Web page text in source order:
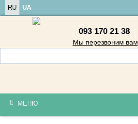
RU UA
093 170 21 38
Мы перезвоним вам
МЕНЮ